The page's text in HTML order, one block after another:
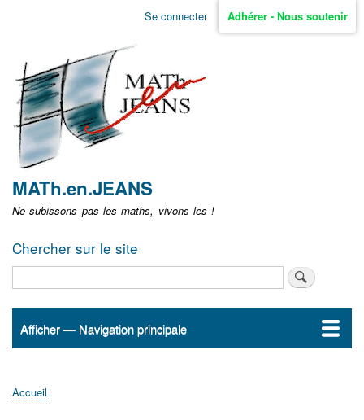
Aller
non
identifié
Se connecter Adhérer - Nous soutenir
MATh.en.JEANS
Ne subissons pas les maths, vivons les !
Chercher sur le site
Navigation
Afficher — Navigation principale
Accueil
ActualitésMATh.en.JEANS ?
Régions et Ateliers
Créer, gérer un atelier
Sujets/Publications
Congrès
Accueil